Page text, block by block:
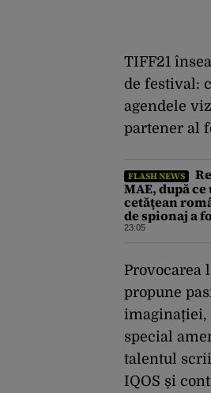
TIFF21
de festival:
agendele
partener al
FLASH NEWS
MAE, după ce
cetăţean
de spionaj a
arestat în
asasineze un
producător
23:05
Provocarea
propune
imaginației,
special
talentul
IQOS și